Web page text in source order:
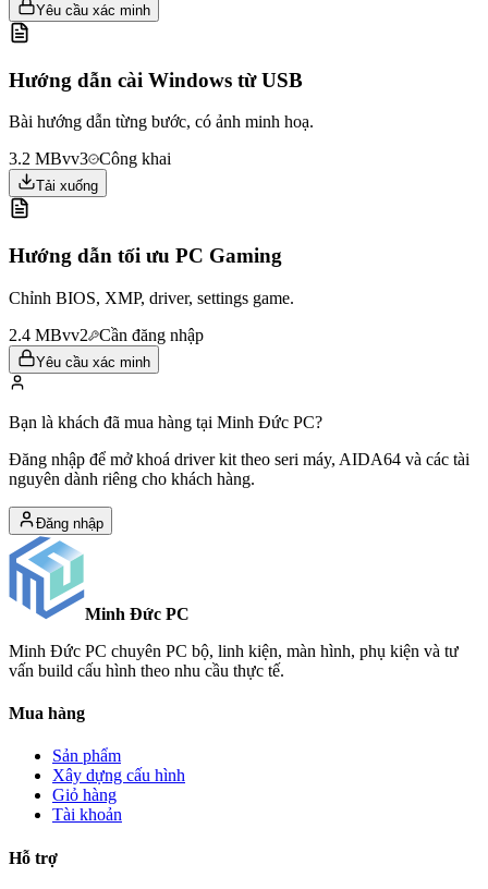
Yêu cầu xác minh
Hướng dẫn cài Windows từ USB
Bài hướng dẫn từng bước, có ảnh minh hoạ.
3.2 MBvv3 Công khai
Tải xuống
Hướng dẫn tối ưu PC Gaming
Chỉnh BIOS, XMP, driver, settings game.
2.4 MBvv2 Cần đăng nhập
Yêu cầu xác minh
Bạn là khách đã mua hàng tại Minh Đức PC?
Đăng nhập để mở khoá driver kit theo seri máy, AIDA64 và các tài
nguyên dành riêng cho khách hàng.
Đăng nhập
Minh Đức PC
Minh Đức PC chuyên PC bộ, linh kiện, màn hình, phụ kiện và tư
vấn build cấu hình theo nhu cầu thực tế.
Mua hàng
Sản phẩm
Xây dựng cấu hình
Giỏ hàng
Tài khoản
Hỗ trợ